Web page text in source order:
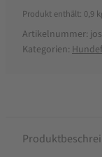
Produkt enthält: 0,9
Artikelnummer:
Kategorien: